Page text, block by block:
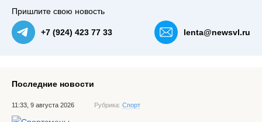
Пришлите свою новость
+7 (924) 423 77 33 lenta@newsvl.ru
Последние новости
11:33, 9 августа 2026 Рубрика: Спорт